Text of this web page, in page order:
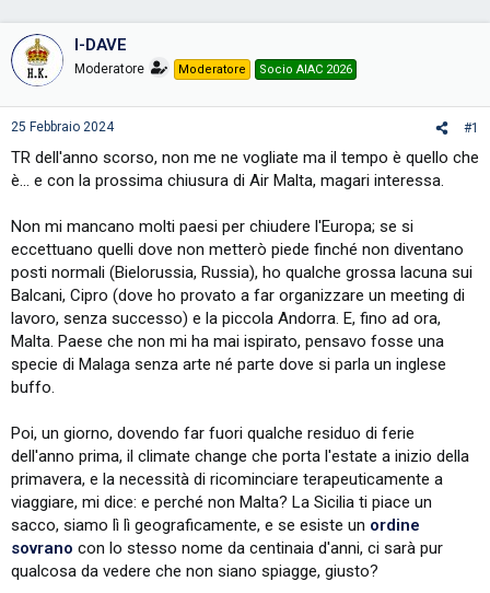
I-DAVE
Moderatore Moderatore Socio AIAC 2026
25 Febbraio 2024 #1
TR dell'anno scorso, non me ne vogliate ma il tempo è quello che
è... e con la prossima chiusura di Air Malta, magari interessa.
Non mi mancano molti paesi per chiudere l'Europa; se si
eccettuano quelli dove non metterò piede finché non diventano
posti normali (Bielorussia, Russia), ho qualche grossa lacuna sui
Balcani, Cipro (dove ho provato a far organizzare un meeting di
lavoro, senza successo) e la piccola Andorra. E, fino ad ora,
Malta. Paese che non mi ha mai ispirato, pensavo fosse una
specie di Malaga senza arte né parte dove si parla un inglese
buffo.
Poi, un giorno, dovendo far fuori qualche residuo di ferie
dell'anno prima, il climate change che porta l'estate a inizio della
primavera, e la necessità di ricominciare terapeuticamente a
viaggiare, mi dice: e perché non Malta? La Sicilia ti piace un
sacco, siamo lì lì geograficamente, e se esiste un ordine
sovrano con lo stesso nome da centinaia d'anni, ci sarà pur
qualcosa da vedere che non siano spiagge, giusto?